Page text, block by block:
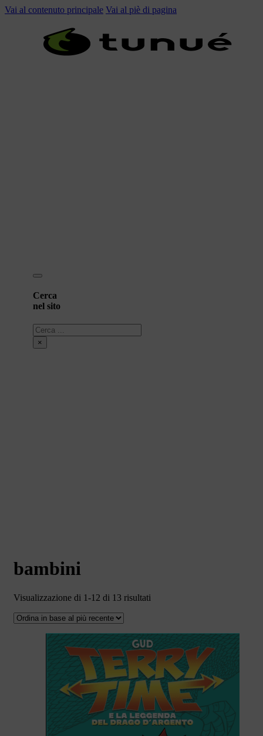
Vai al contenuto principale Vai al piè di pagina
Cerca
nel sito
Cerca
×
bambini
Visualizzazione di 1-12 di 13 risultati
più
recente